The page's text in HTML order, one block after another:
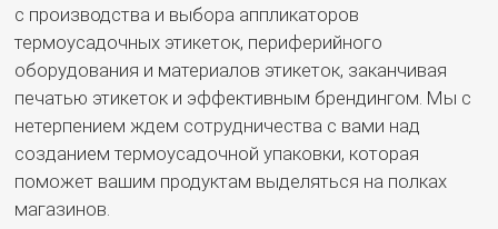
с производства и выбора аппликаторов
термоусадочных этикеток, периферийного
оборудования и материалов этикеток, заканчивая
печатью этикеток и эффективным брендингом. Мы с
нетерпением ждем сотрудничества с вами над
созданием термоусадочной упаковки, которая
поможет вашим продуктам выделяться на полках
магазинов.